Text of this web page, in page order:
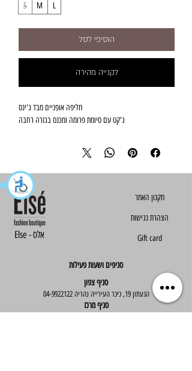
L
M
S
הוסיפי לסל
לקנייה מהירה
חליפה אופניים מבד ג'ינס
ג'קט עם סיומת פרומה ומכנס בגזרה רחבה
Else - אלס
תקנון האתר​​
הצהרת נגישות
Gift card
סניפים ושעות פעילות
סניף צפון
הגעתון 19, כיכר העירייה נהריה 04-9922122
סניף מרכז